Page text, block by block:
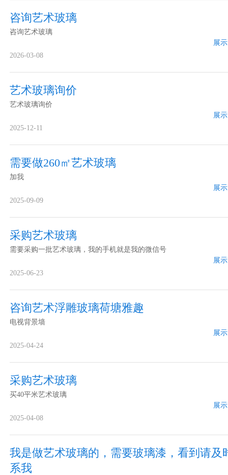
咨询艺术玻璃
咨询艺术玻璃
展
2026-03-08
艺术玻璃询价
艺术玻璃询价
展
2025-12-11
需要做260㎡艺术玻璃
加我
展
2025-09-09
采购艺术玻璃
需要采购一批艺术玻璃，我的手机就是我的微信号
展
2025-06-23
咨询艺术浮雕玻璃荷塘雅趣
电视背景墙
展
2025-04-24
采购艺术玻璃
买40平米艺术玻璃
展
2025-04-08
我是做艺术玻璃的，需要玻璃漆，看到请及
系我